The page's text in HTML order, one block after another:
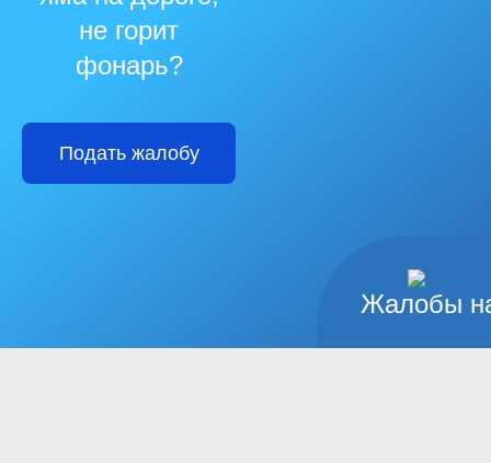
Жалобы
не горит
фонарь?
Подать жалобу